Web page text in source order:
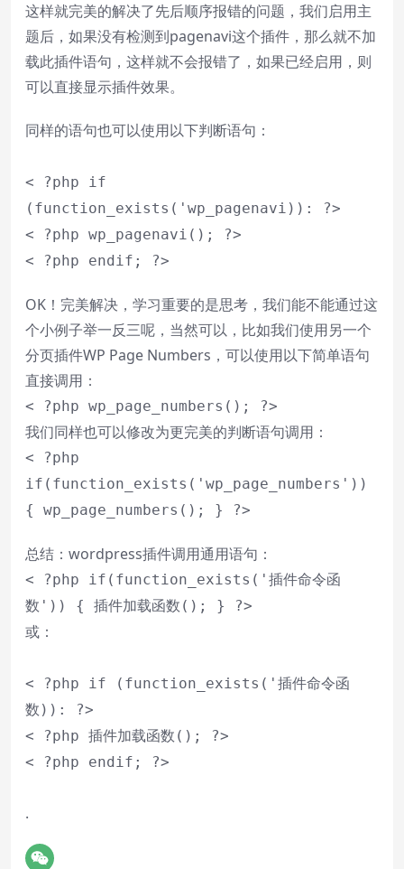
这样就完美的解决了先后顺序报错的问题，我们启用主
题后，如果没有检测到pagenavi这个插件，那么就不加
载此插件语句，这样就不会报错了，如果已经启用，则
可以直接显示插件效果。
同样的语句也可以使用以下判断语句：
< ?php if
(function_exists('wp_pagenavi)): ?>
< ?php wp_pagenavi(); ?>
< ?php endif; ?>
OK！完美解决，学习重要的是思考，我们能不能通过这
个小例子举一反三呢，当然可以，比如我们使用另一个
分页插件WP Page Numbers，可以使用以下简单语句
直接调用：
< ?php wp_page_numbers(); ?>
我们同样也可以修改为更完美的判断语句调用：
< ?php
if(function_exists('wp_page_numbers'))
{ wp_page_numbers(); } ?>
总结：wordpress插件调用通用语句：
< ?php if(function_exists('插件命令函
数')) { 插件加载函数(); } ?>
或：
< ?php if (function_exists('插件命令函
数)): ?>
< ?php 插件加载函数(); ?>
< ?php endif; ?>
.